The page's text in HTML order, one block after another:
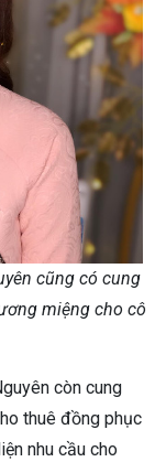
cũng có cung
miệng cho cô
còn cung
thuê đồng phục
nhu cầu cho